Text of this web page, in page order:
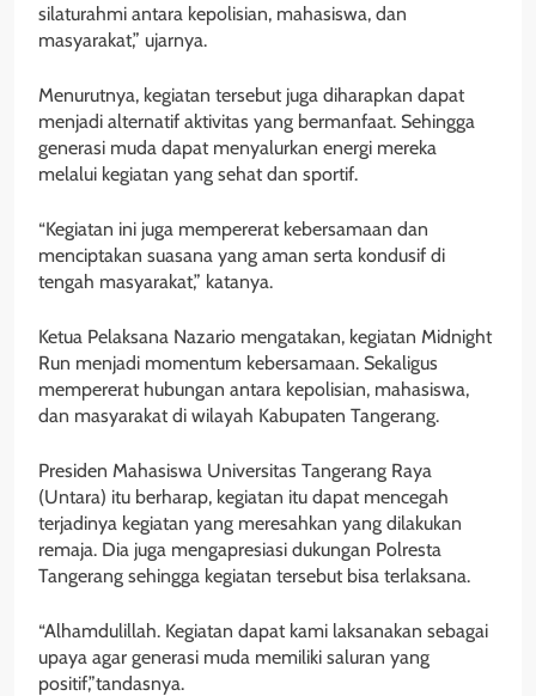
silaturahmi antara kepolisian, mahasiswa, dan
masyarakat,” ujarnya.
Menurutnya, kegiatan tersebut juga diharapkan dapat
menjadi alternatif aktivitas yang bermanfaat. Sehingga
generasi muda dapat menyalurkan energi mereka
melalui kegiatan yang sehat dan sportif.
“Kegiatan ini juga mempererat kebersamaan dan
menciptakan suasana yang aman serta kondusif di
tengah masyarakat,” katanya.
Ketua Pelaksana Nazario mengatakan, kegiatan Midnight
Run menjadi momentum kebersamaan. Sekaligus
mempererat hubungan antara kepolisian, mahasiswa,
dan masyarakat di wilayah Kabupaten Tangerang.
Presiden Mahasiswa Universitas Tangerang Raya
(Untara) itu berharap, kegiatan itu dapat mencegah
terjadinya kegiatan yang meresahkan yang dilakukan
remaja. Dia juga mengapresiasi dukungan Polresta
Tangerang sehingga kegiatan tersebut bisa terlaksana.
“Alhamdulillah. Kegiatan dapat kami laksanakan sebagai
upaya agar generasi muda memiliki saluran yang
positif,”tandasnya.